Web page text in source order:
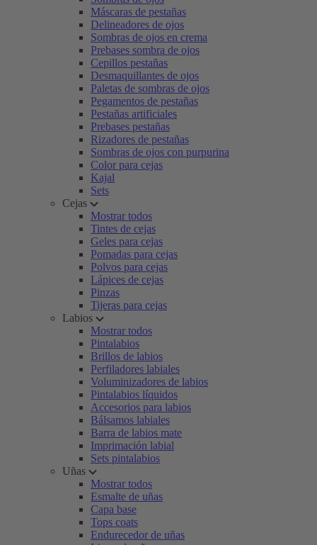
Máscaras de pestañas
Delineadores de ojos
Sombras de ojos en crema
Prebases sombra de ojos
Cepillos pestañas
Desmaquillantes de ojos
Paletas de sombras de ojos
Pegamentos de pestañas
Pestañas artificiales
Prebases pestañas
Rizadores de pestañas
Sombras de ojos con purpurina
Color para cejas
Kajal
Sets
Cejas
Mostrar todos
Tintes de cejas
Geles para cejas
Pomadas para cejas
Polvos para cejas
Lápices de cejas
Pinzas
Tijeras para cejas
Labios
Mostrar todos
Pintalabios
Brillos de labios
Perfiladores labiales
Voluminizadores de labios
Pintalabios líquidos
Accesorios para labios
Bálsamos labiales
Barra de labios mate
Imprimación labial
Sets pintalabios
Uñas
Mostrar todos
Esmalte de uñas
Capa base
Tops coats
Endurecedor de uñas